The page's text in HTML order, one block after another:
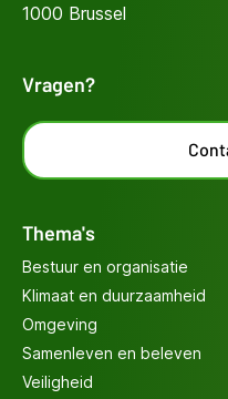
1000 Brussel
Vragen?
Thema's
Bestuur en organisatie
Klimaat en duurzaamheid
Omgeving
Samenleven en beleven
Veiligheid